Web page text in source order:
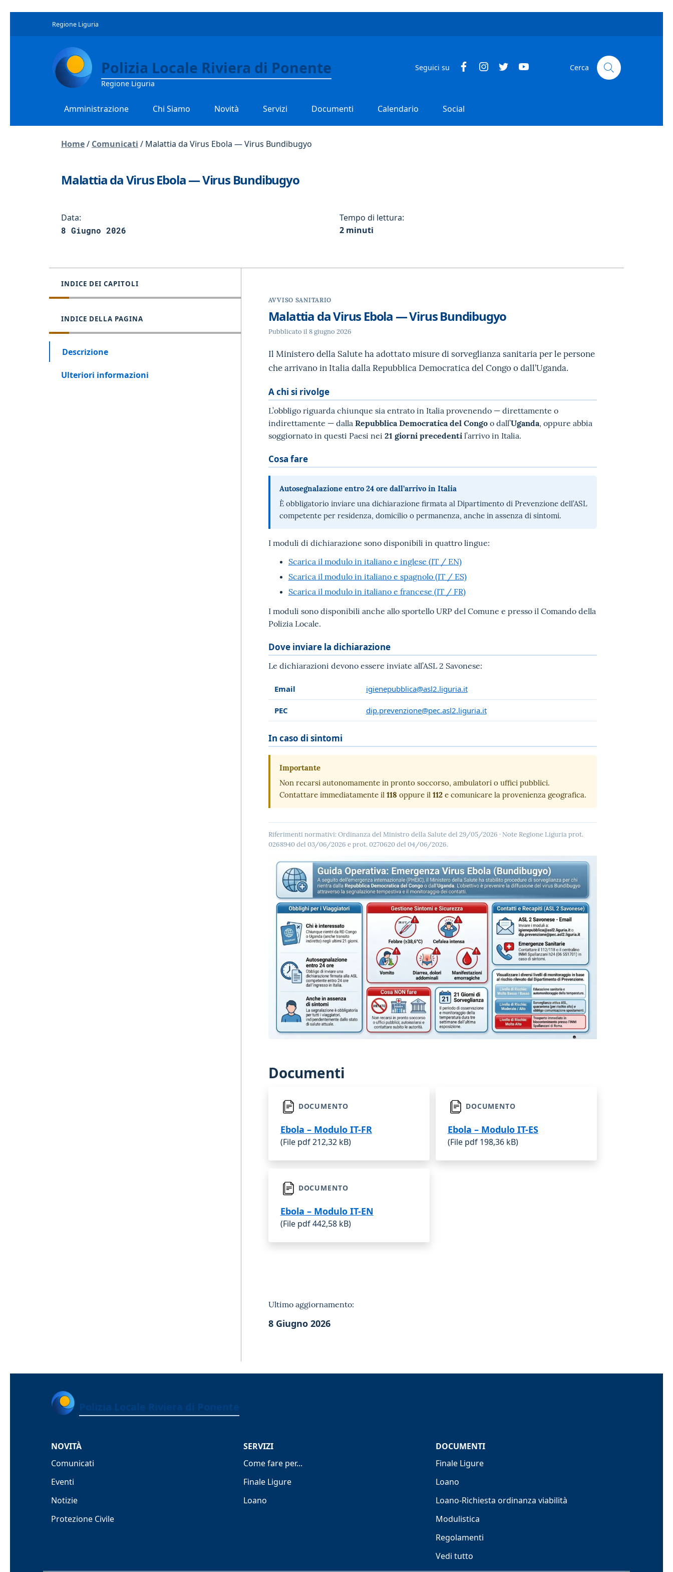
Regione Liguria
Polizia Locale Riviera di Ponente
Regione Liguria
Seguici su Cerca
Amministrazione Chi Siamo Novità Servizi Documenti Calendario Social
Home/ Comunicati / Malattia da Virus Ebola — Virus Bundibugyo
Malattia da Virus Ebola — Virus Bundibugyo
Data:
8 Giugno 2026
Tempo di lettura:
2 minuti
INDICE DEI CAPITOLI
INDICE DELLA PAGINA
Descrizione
Ulteriori informazioni
AVVISO SANITARIO
Malattia da Virus Ebola — Virus Bundibugyo
Pubblicato il 8 giugno 2026
Il Ministero della Salute ha adottato misure di sorveglianza sanitaria per le persone
che arrivano in Italia dalla Repubblica Democratica del Congo o dall’Uganda.
A chi si rivolge
L’obbligo riguarda chiunque sia entrato in Italia provenendo — direttamente o
indirettamente — dalla Repubblica Democratica del Congoo dall’Uganda, oppure abbia
soggiornato in questi Paesi nei 21 giorni precedentil’arrivo in Italia.
Cosa fare
Autosegnalazione entro 24 ore dall’arrivo in Italia
È obbligatorio inviare una dichiarazione firmata al Dipartimento di Prevenzione dell’ASL
competente per residenza, domicilio o permanenza, anche in assenza di sintomi.
I moduli di dichiarazione sono disponibili in quattro lingue:
Scarica il modulo in italiano e inglese (IT / EN)
Scarica il modulo in italiano e spagnolo (IT / ES)
Scarica il modulo in italiano e francese (IT / FR)
I moduli sono disponibili anche allo sportello URP del Comune e presso il Comando della
Polizia Locale.
Dove inviare la dichiarazione
Le dichiarazioni devono essere inviate all’ASL 2 Savonese:
Email igienepubblica@asl2.liguria.it
PEC dip.prevenzione@pec.asl2.liguria.it
In caso di sintomi
Importante
Non recarsi autonomamente in pronto soccorso, ambulatori o uffici pubblici.
Contattare immediatamente il 118 oppure il 112e comunicare la provenienza geografica.
Riferimenti normativi: Ordinanza del Ministro della Salute del 29/05/2026 · Note Regione Liguria prot.
0268940 del 03/06/2026 e prot. 0270620 del 04/06/2026.
Documenti
DOCUMENTO
Ebola – Modulo IT-FR
(File pdf 212,32 kB)
DOCUMENTO
Ebola – Modulo IT-ES
(File pdf 198,36 kB)
DOCUMENTO
Ebola – Modulo IT-EN
(File pdf 442,58 kB)
Ultimo aggiornamento:
8 Giugno 2026
Polizia Locale Riviera di Ponente
NOVITÀ
Comunicati
Eventi
Notizie
Protezione Civile
SERVIZI
Come fare per...
Finale Ligure
Loano
DOCUMENTI
Finale Ligure
Loano
Loano-Richiesta ordinanza viabilità
Modulistica
Regolamenti
Vedi tutto